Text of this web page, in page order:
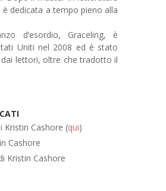
è dedicata a tempo pieno alla
d’esordio, Graceling, è
Uniti nel 2008 ed è stato
lettori, oltre che tradotto il
Kristin Cashore (qui)
Cashore
Kristin Cashore